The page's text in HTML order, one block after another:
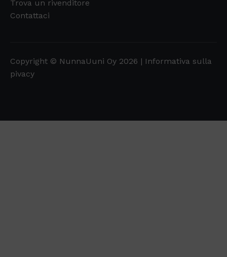
Trova un rivenditore
Contattaci
Copyright © NunnaUuni Oy 2026 | Informativa sulla
pivacy